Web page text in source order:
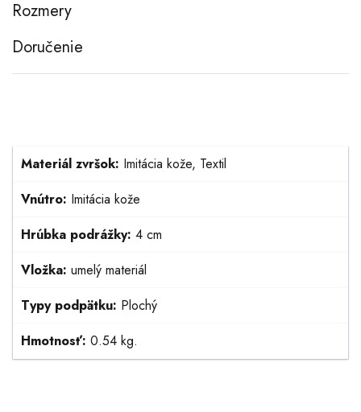
Rozmery
Doručenie
Materiál zvršok: Imitácia kože, Textil
Vnútro: Imitácia kože
Hrúbka podrážky: 4 cm
Vložka: umelý materiál
Typy podpätku: Plochý
Hmotnosť: 0.54 kg.